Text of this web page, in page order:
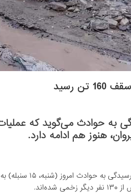
رسید
به حوادث می‌گوید که
هنوز هم ادامه دارد.
احمدتمیم عظیمی،